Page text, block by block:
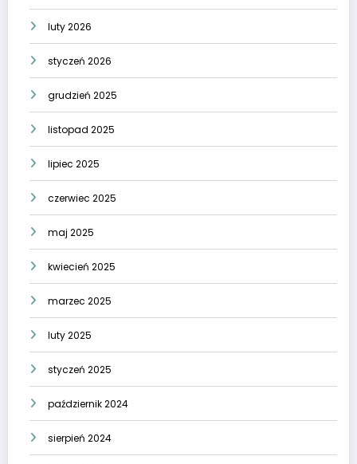
luty 2026
styczeń 2026
grudzień 2025
listopad 2025
lipiec 2025
czerwiec 2025
maj 2025
kwiecień 2025
marzec 2025
luty 2025
styczeń 2025
październik 2024
sierpień 2024